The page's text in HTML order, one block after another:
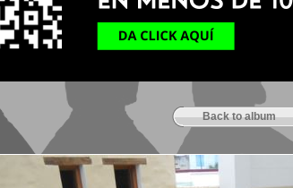
Back to album